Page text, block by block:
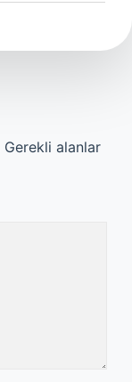
Gerekli alanlar